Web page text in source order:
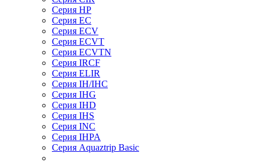
Серия HP
Серия EC
Серия ECV
Серия ECVT
Серия ECVTN
Серия IRCF
Серия ELIR
Серия IH/IHC
Серия IHG
Серия IHD
Серия IHS
Серия INC
Серия IHPA
Серия Aquaztrip Basic